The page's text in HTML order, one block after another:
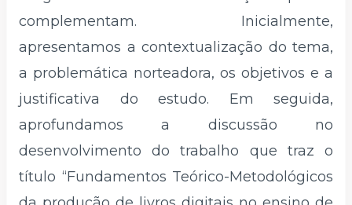
complementam. Inicialmente,
apresentamos a contextualização do tema,
a problemática norteadora, os objetivos e a
justificativa do estudo. Em seguida,
aprofundamos a discussão no
desenvolvimento do trabalho que traz o
título “Fundamentos Teórico-Metodológicos